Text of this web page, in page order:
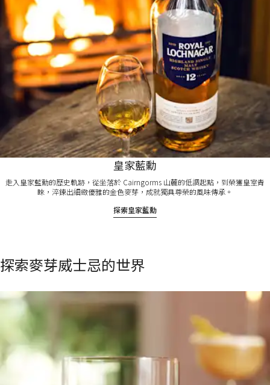
皇家藍勳
走入皇家藍勳的歷史軌跡，從坐落於 Cairngorms 山麓的低調起點，到榮獲皇室青
睞，淬鍊出細緻優雅的金色麥芽，成就獨具尊榮的風味傳承。
探索皇家藍勳​
探索麥芽威士忌的世界